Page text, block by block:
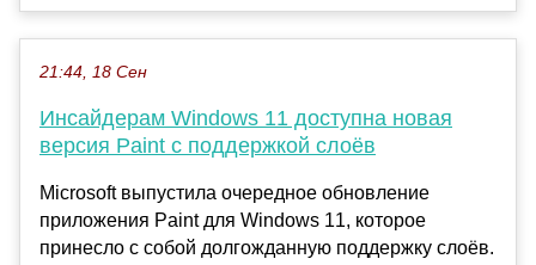
21:44, 18 Сен
Инсайдерам Windows 11 доступна новая
версия Paint с поддержкой слоёв
Microsoft выпустила очередное обновление
приложения Paint для Windows 11, которое
принесло с собой долгожданную поддержку слоёв.